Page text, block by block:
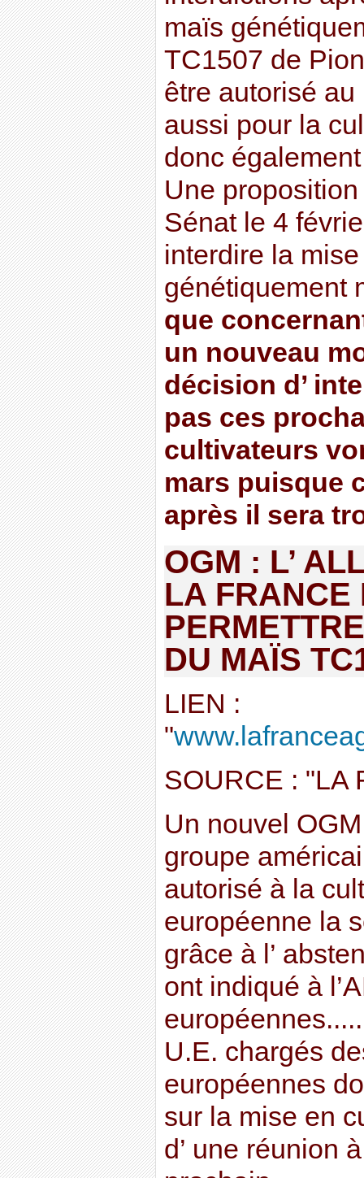
maïs
TC1507 de
être autorisé
aussi pour la
donc
Une
Sénat le 4
interdire la
génétiquement
que
un nouveau
décision d’
pas ces
cultivateurs
mars puisque
après il sera
OGM : L’
LA FRANCE
DU MAÏS
LIEN :
"
SOURCE : "LA
Un nouvel
groupe
autorisé à la
européenne la
grâce à l’
ont indiqué à
U.E. chargés
européennes
sur la mise en
d’ une réunion